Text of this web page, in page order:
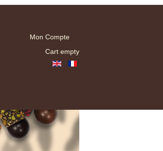
Mon Compte
Cart empty